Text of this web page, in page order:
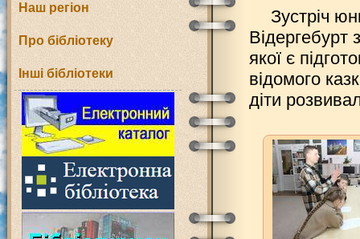
Наш регіон
Про бібліотеку
Інші бібліотеки
Зустріч
якої є
відомого
діти